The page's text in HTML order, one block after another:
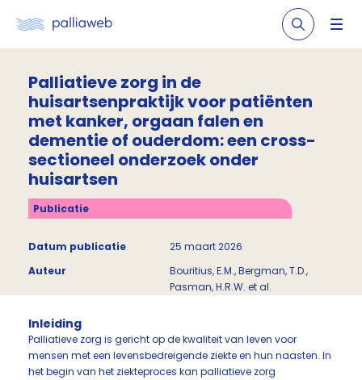
Palliatieve zorg in de
huisartsenpraktijk voor patiënten
met kanker, orgaan falen en
dementie of ouderdom: een cross-
sectioneel onderzoek onder
huisartsen
Publicatie
Datum publicatie
25 maart 2026
Auteur
Bouritius, E.M., Bergman, T.D.,
Pasman, H.R.W. et al.
Inleiding
Palliatieve zorg is gericht op de kwaliteit van leven voor
mensen met een levensbedreigende ziekte en hun naasten. In
het begin van het ziekteproces kan palliatieve zorg